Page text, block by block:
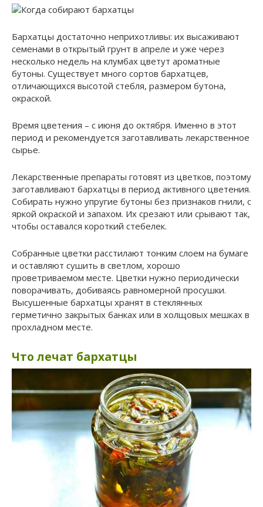
Бархатцы достаточно неприхотливы: их высаживают
семенами в открытый грунт в апреле и уже через
несколько недель на клумбах цветут ароматные
бутоны. Существует много сортов бархатцев,
отличающихся высотой стебля, размером бутона,
окраской.
Время цветения – с июня до октября. Именно в этот
период и рекомендуется заготавливать лекарственное
сырье.
Лекарственные препараты готовят из цветков, поэтому
заготавливают бархатцы в период активного цветения.
Собирать нужно упругие бутоны без признаков гнили, с
яркой окраской и запахом. Их срезают или срывают так,
чтобы оставался короткий стебелек.
Собранные цветки расстилают тонким слоем на бумаге
и оставляют сушить в светлом, хорошо
проветриваемом месте. Цветки нужно периодически
поворачивать, добиваясь равномерной просушки.
Высушенные бархатцы хранят в стеклянных
герметично закрытых банках или в холщовых мешках в
прохладном месте.
Что лечат бархатцы